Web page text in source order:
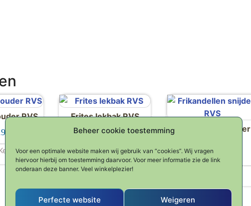
Beheer cookie toestemming
Voor een optimale website maken wij gebruik van “cookies”. Wij vragen
hiervoor hierbij om toestemming daarvoor. Voor meer informatie zie de link
onderaan deze banner. Veel winkelplezier!
Perfecte website Weigeren
RVS
Frites lekbak RVS
€59.99
Frituur
Frikandellen snijder
€11.99